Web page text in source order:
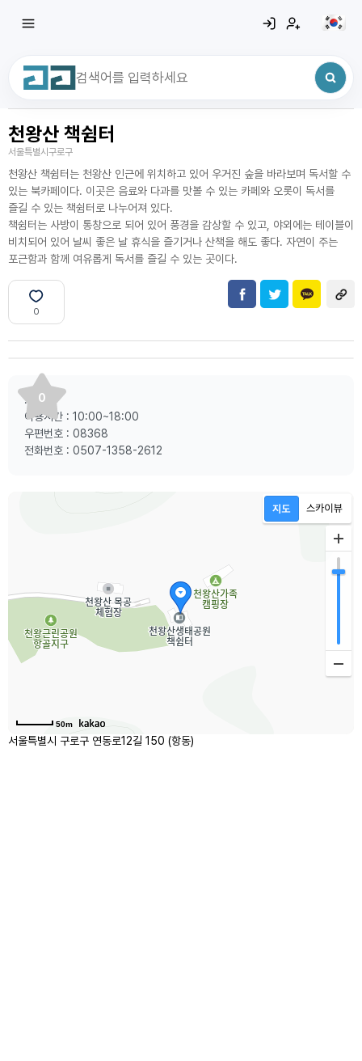
최근 검색어
천왕산 책쉼터
서울특별시구로구
천왕산 책쉼터는 천왕산 인근에 위치하고 있어 우거진 숲을 바라보며 독서할 수
있는 북카페이다. 이곳은 음료와 다과를 맛볼 수 있는 카페와 오롯이 독서를
즐길 수 있는 책쉼터로 나누어져 있다.
책쉼터는 사방이 통창으로 되어 있어 풍경을 감상할 수 있고, 야외에는 테이블이
비치되어 있어 날씨 좋은 날 휴식을 즐기거나 산책을 해도 좋다. 자연이 주는
포근함과 함께 여유롭게 독서를 즐길 수 있는 곳이다.
0
0
:
이용시간 : 10:00~18:00
우편번호 : 08368
전화번호 : 0507-1358-2612
50m
서울특별시 구로구 연동로12길 150 (항동)